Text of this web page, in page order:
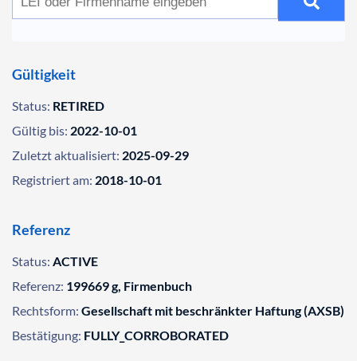
Gültigkeit
Status: RETIRED
Gültig bis: 2022-10-01
Zuletzt aktualisiert: 2025-09-29
Registriert am: 2018-10-01
Referenz
Status: ACTIVE
Referenz: 199669 g, Firmenbuch
Rechtsform: Gesellschaft mit beschränkter Haftung (AXSB)
Bestätigung: FULLY_CORROBORATED